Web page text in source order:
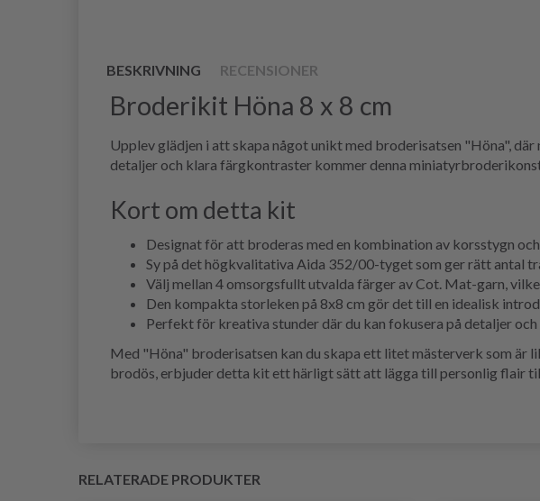
BESKRIVNING RECENSIONER
Broderikit Höna 8 x 8 cm
Upplev glädjen i att skapa något unikt med broderisatsen "Höna",
detaljer och klara färgkontraster kommer denna
Kort om detta kit
Designat för att broderas med en kombination av korsstygn
Sy på det högkvalitativa Aida 352/00-tyget som ger rätt antal
Välj mellan 4 omsorgsfullt utvalda färger av Cot. Mat-garn,
Den kompakta storleken på 8x8 cm gör det till en idealisk
Perfekt för kreativa stunder där du kan fokusera på detaljer
Med "Höna" broderisatsen kan du skapa ett litet mästerverk som är
brodös, erbjuder detta kit ett härligt sätt att lägga till personlig flair
RELATERADE PRODUKTER